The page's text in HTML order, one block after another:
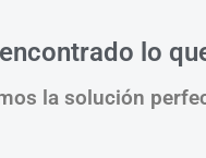
lo
la solución